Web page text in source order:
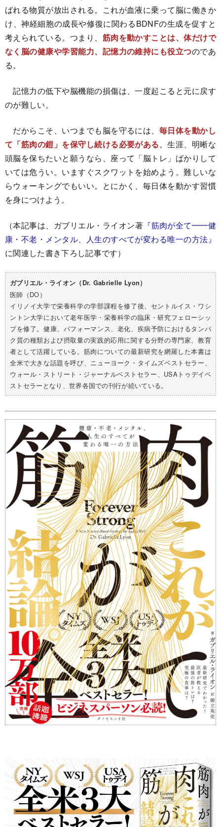
ばれる物質が放出される。これが血液に乗って脳に働きか
け、神経細胞の成長や修復に関わるBDNFの生成を促すと
考えられている。つまり、 筋肉を動かすことは、体だけで
なく脳の健康や学習能力、記憶力の維持にも役立つのであ
る。
記憶力の低下や脳機能の損傷は、一度起こると元に戻す
のが難しい。
だからこそ、いつまでも脳を守るには、 毎日体を動かし
て「筋肉の鎧」を保守し続ける必要がある。生涯、明晰な
頭脳を保ちたいと願うなら、座って「脳トレ」ばかりして
いては危うい。いますぐスクワットを始めよう。難しいな
らウォーキングでもいい。とにかく、毎日体を動かす習慣
を身につけよう。
（本記事は、ガブリエル・ライオン著 『筋肉が全て━━健
康・不老・メンタル、人生のすべてが変わる唯一の方法』
に関連した書き下ろし記事です）
ガブリエル・ライオン（Dr. Gabrielle Lyon）
医師（DO）
イリノイ大学で栄養科学の学部課程を修了後、セントルイス・ワシ
ントン大学において老年医学・栄養科学の臨床・研究フェローシッ
プを修了。健康、パフォーマンス、老化、疾病予防におけるタンパ
ク質の種類および摂取量の実践的応用に関する分野の専門家、教育
者として活躍している。筋肉についての最新研究を網羅した本書は
全米で大きな話題を呼び、ニューヨーク・タイムズベストセラー、
ウォール・ストリート・ジャーナルベストセラー、USAトゥデイベ
ストセラーとなり、世界各国での刊行が続いている。